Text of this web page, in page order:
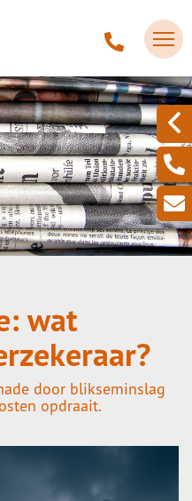
wat
door blikseminslag
opdraait.